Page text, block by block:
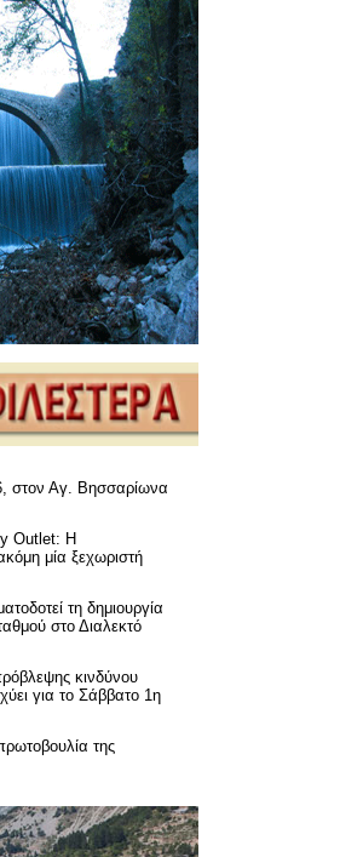
στον Αγ. Βησσαρίωνα
Outlet: Η
μία ξεχωριστή
τη δημιουργία
στο Διαλεκτό
κινδύνου
για το Σάββατο 1η
της